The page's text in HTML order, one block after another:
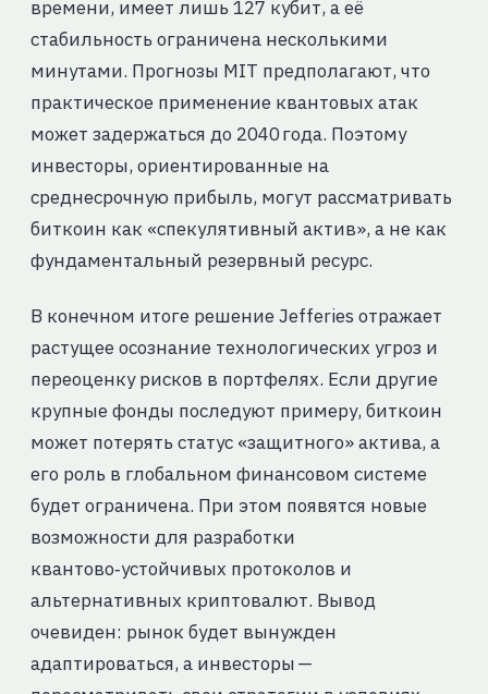
времени, имеет лишь 127 кубит, а её
стабильность ограничена несколькими
минутами. Прогнозы MIT предполагают, что
практическое применение квантовых атак
может задержаться до 2040 года. Поэтому
инвесторы, ориентированные на
среднесрочную прибыль, могут рассматривать
биткоин как «спекулятивный актив», а не как
фундаментальный резервный ресурс.
В конечном итоге решение Jefferies отражает
растущее осознание технологических угроз и
переоценку рисков в портфелях. Если другие
крупные фонды последуют примеру, биткоин
может потерять статус «защитного» актива, а
его роль в глобальном финансовом системе
будет ограничена. При этом появятся новые
возможности для разработки
квантово‑устойчивых протоколов и
альтернативных криптовалют. Вывод
очевиден: рынок будет вынужден
адаптироваться, а инвесторы —